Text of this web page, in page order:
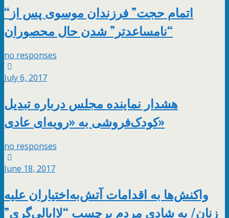
“اتمام حجت” فرزندان موسوی پس از
“نامساعدتر” شدن حال محصوران
no responses
July 6, 2017
هشدار نماینده مجلس درباره تبدیل
کودک‌فروشی به «رویه‌ای عادی»
no responses
June 18, 2017
واکنش‌ها به اقدامات آتش‌به‌اختیاران علیه
زنان/ به شادی مردم برچسب “لاابالی‌گری”